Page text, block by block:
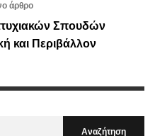
άρθρο
Σπουδών
και Περιβάλλον